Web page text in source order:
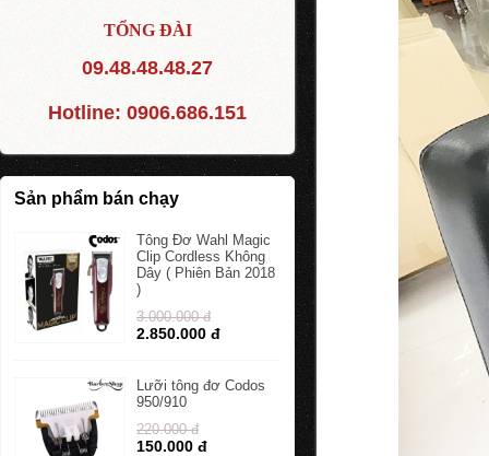
TỔNG ĐÀI
09.48.48.48.27
Hotline: 0906.686.151
Sản phẩm bán chạy
Tông Đơ Wahl Magic
Clip Cordless Không
Dây ( Phiên Bản 2018
)
3.000.000 đ
2.850.000 đ
Lưỡi tông đơ Codos
950/910
220.000 đ
150.000 đ